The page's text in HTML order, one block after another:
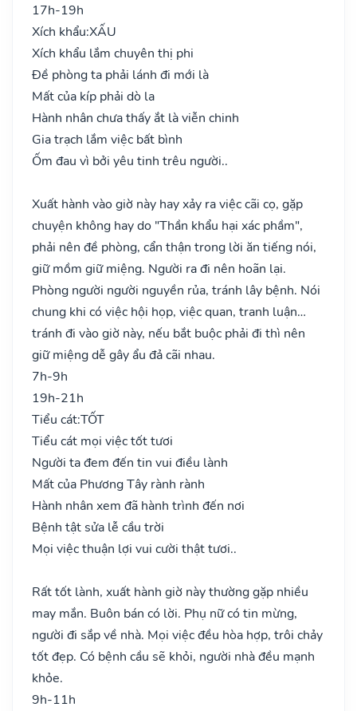
17h-19h
Xích khẩu:XẤU
Xích khẩu lắm chuyên thị phi
Đề phòng ta phải lánh đi mới là
Mất của kíp phải dò la
Hành nhân chưa thấy ắt là viễn chinh
Gia trạch lắm việc bất bình
Ốm đau vì bởi yêu tinh trêu người..
Xuất hành vào giờ này hay xảy ra việc cãi cọ, gặp
chuyện không hay do "Thần khẩu hại xác phầm",
phải nên đề phòng, cẩn thận trong lời ăn tiếng nói,
giữ mồm giữ miệng. Người ra đi nên hoãn lại.
Phòng người người nguyền rủa, tránh lây bệnh. Nói
chung khi có việc hội họp, việc quan, tranh luận…
tránh đi vào giờ này, nếu bắt buộc phải đi thì nên
giữ miệng dễ gây ẩu đả cãi nhau.
7h-9h
19h-21h
Tiểu cát:TỐT
Tiểu cát mọi việc tốt tươi
Người ta đem đến tin vui điều lành
Mất của Phương Tây rành rành
Hành nhân xem đã hành trình đến nơi
Bệnh tật sửa lễ cầu trời
Mọi việc thuận lợi vui cười thật tươi..
Rất tốt lành, xuất hành giờ này thường gặp nhiều
may mắn. Buôn bán có lời. Phụ nữ có tin mừng,
người đi sắp về nhà. Mọi việc đều hòa hợp, trôi chảy
tốt đẹp. Có bệnh cầu sẽ khỏi, người nhà đều mạnh
khỏe.
9h-11h